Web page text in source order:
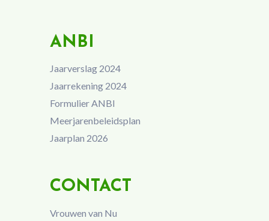
ANBI
Jaarverslag 2024
Jaarrekening 2024
Formulier ANBI
Meerjarenbeleidsplan
Jaarplan 2026
CONTACT
Vrouwen van Nu